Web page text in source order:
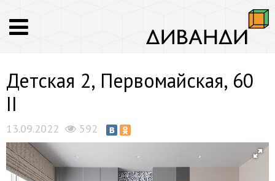
Детская 2, Первомайская, 60
II
13.09.2022 592